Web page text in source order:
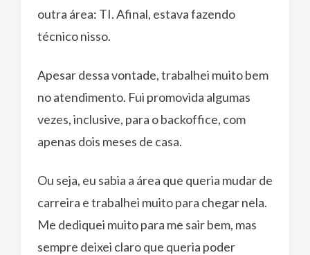
outra área: TI. Afinal, estava fazendo
técnico nisso.
Apesar dessa vontade, trabalhei muito bem
no atendimento. Fui promovida algumas
vezes, inclusive, para o backoffice, com
apenas dois meses de casa.
Ou seja, eu sabia a área que queria mudar de
carreira e trabalhei muito para chegar nela.
Me dediquei muito para me sair bem, mas
sempre deixei claro que queria poder